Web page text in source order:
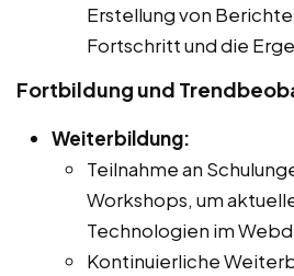
Erstellung von
Fortschritt und die
Fortbildung und
Weiterbildung:
Teilnahme an
Workshops, um
Technologien im
Kontinuierliche